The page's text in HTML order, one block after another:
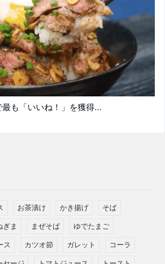
も「いいね！」を獲得...
お茶漬け かき揚げ そば
ぎま まぜそば ゆでたまご
ス カツオ節 ガレット コーラ